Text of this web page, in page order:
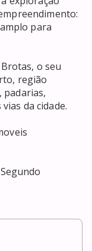
para
o seu
região
padarias,
da cidade.